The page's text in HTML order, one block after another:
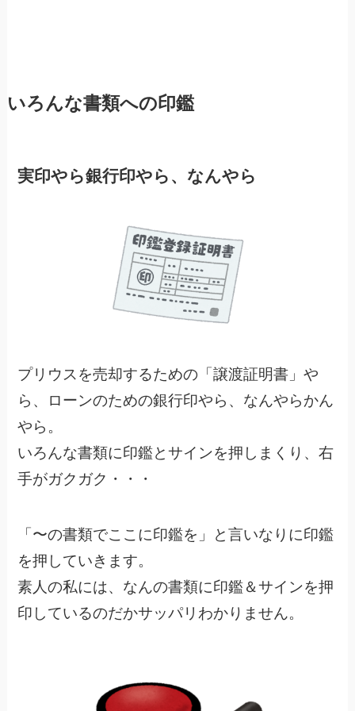
いろんな書類への印鑑
実印やら銀行印やら、なんやら
プリウスを売却するための「譲渡証明書」や
ら、ローンのための銀行印やら、なんやらかん
やら。
いろんな書類に印鑑とサインを押しまくり、右
手がガクガク・・・
「〜の書類でここに印鑑を」と言いなりに印鑑
を押していきます。
素人の私には、なんの書類に印鑑＆サインを押
印しているのだかサッパリわかりません。